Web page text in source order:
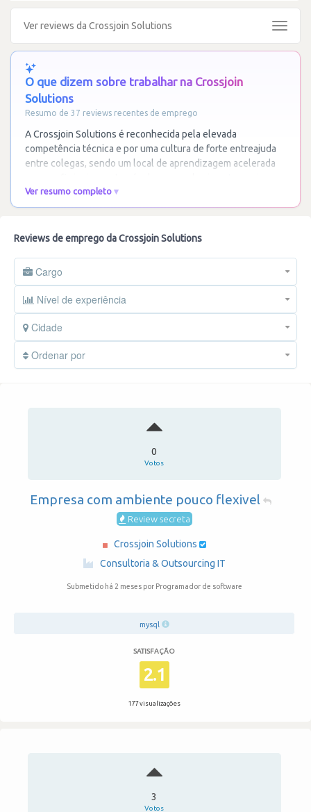
Ver reviews da Crossjoin Solutions
Toggle
O que dizem sobre trabalhar na Crossjoin
Solutions
Resumo de 37 reviews recentes de emprego
A Crossjoin Solutions é reconhecida pela elevada
competência técnica e por uma cultura de forte entreajuda
entre colegas, sendo um local de aprendizagem acelerada
Ver resumo completo
Reviews de emprego da Crossjoin Solutions
Cargo
Nível de experiência
Cidade
Ordenar por
0
Votos
Empresa com ambiente pouco flexivel
Review secreta
Crossjoin Solutions
·
Consultoria & Outsourcing IT
Submetido há 2 meses por Programador de software
mysql
SATISFAÇÃO
2.1
177 visualizações
3
Votos